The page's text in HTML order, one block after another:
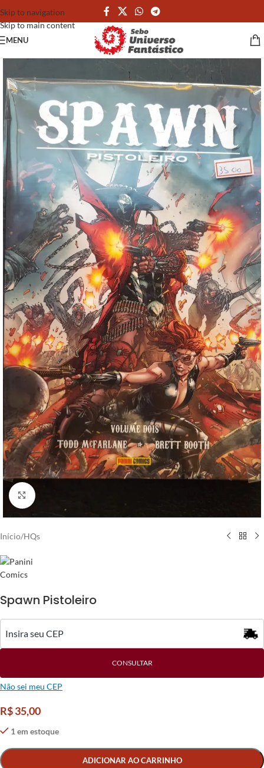
Skip to navigation
Skip to main content
MENU
Clique para ampliar
Início/HQs
Spawn Pistoleiro
CONSULTAR
Não sei meu CEP
R$35,00
1 em estoque
ADICIONAR AO CARRINHO
Alternative: